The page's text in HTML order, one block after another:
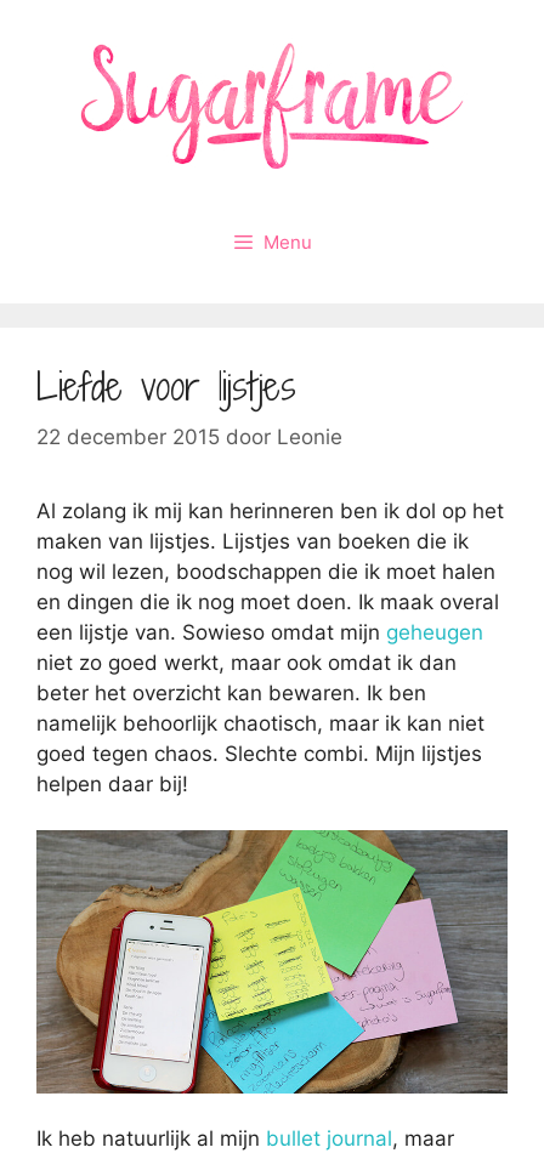
Menu
Liefde voor lijstjes
22 december 2015 door Leonie
Al zolang ik mij kan herinneren ben ik dol op het
maken van lijstjes. Lijstjes van boeken die ik
nog wil lezen, boodschappen die ik moet halen
en dingen die ik nog moet doen. Ik maak overal
een lijstje van. Sowieso omdat mijn geheugen
niet zo goed werkt, maar ook omdat ik dan
beter het overzicht kan bewaren. Ik ben
namelijk behoorlijk chaotisch, maar ik kan niet
goed tegen chaos. Slechte combi. Mijn lijstjes
helpen daar bij!
Ik heb natuurlijk al mijn bullet journal, maar